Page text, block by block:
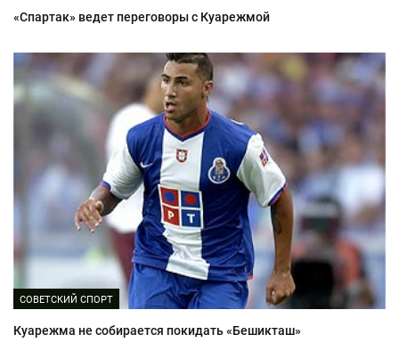
«Спартак» ведет переговоры с Куарежмой
СОВЕТСКИЙ СПОРТ
Куарежма не собирается покидать «Бешикташ»